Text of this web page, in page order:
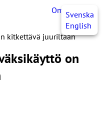
OmaJHLSvenska
English
kitkettävä juuriltaan
on